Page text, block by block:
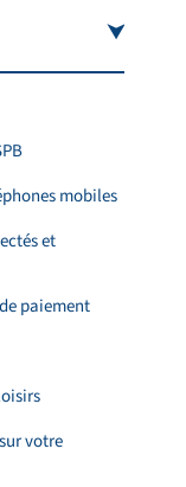
mobiles
et
paiement
votre